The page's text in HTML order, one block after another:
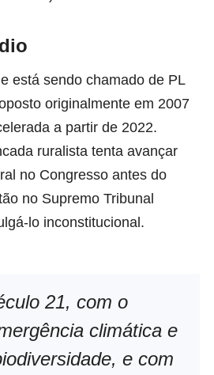
está sendo chamado de PL
originalmente em 2007
a partir de 2022.
ruralista tenta avançar
no Congresso antes do
no Supremo Tribunal
lo inconstitucional.
21, com o
climática e
e com